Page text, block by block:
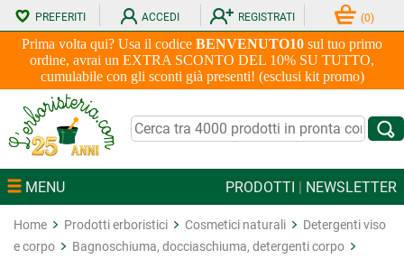
Prima volta qui? Usa il codice BENVENUTO10 sul tuo primo
ordine, avrai un EXTRA SCONTO DEL 10% SU TUTTO,
cumulabile con gli sconti già presenti! (esclusi kit promo)
PREFERITI ACCEDI REGISTRATI (0)
MENU PRODOTTI | NEWSLETTER
Home Prodotti erboristici Cosmetici naturali
Detergenti viso
e corpo
Bagnoschiuma, docciaschiuma, detergenti corpo